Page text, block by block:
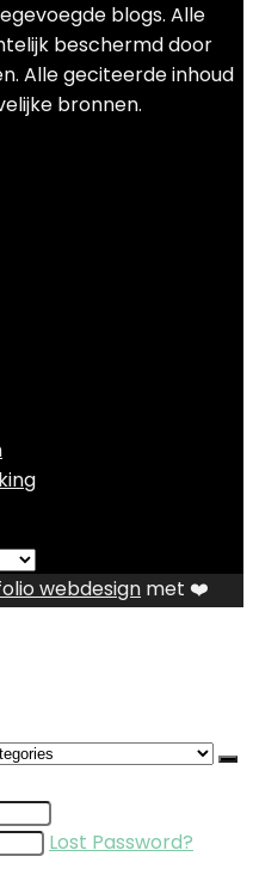
blogs. Alle
beschermd door
Alle geciteerde inhoud
bronnen.
webdesign met ❤️
Lost Password?